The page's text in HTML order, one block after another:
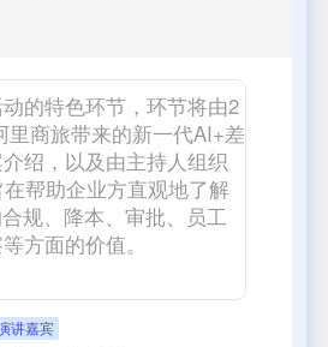
的特色环节，环节将由2
里商旅带来的新一代AI+差
绍，以及由主持人组织
帮助企业方直观地了解
规、降本、审批、员工
方面的价值。
讲嘉宾